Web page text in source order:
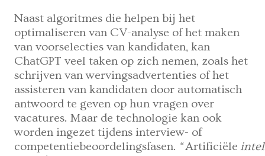
Naast algoritmes die helpen bij het
optimaliseren van CV-analyse of het maken
van voorselecties van kandidaten, kan
ChatGPT veel taken op zich nemen, zoals het
schrijven van wervingsadvertenties of het
assisteren van kandidaten door automatisch
antwoord te geven op hun vragen over
vacatures. Maar de technologie kan ook
worden ingezet tijdens interview- of
competentiebeoordelingsfasen. “Artificiële